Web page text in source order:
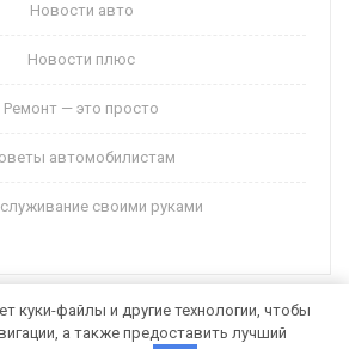
Новости авто
Новости плюс
Ремонт — это просто
автомобилистам
своими руками
куки-файлы и другие технологии, чтобы
а также предоставить лучший